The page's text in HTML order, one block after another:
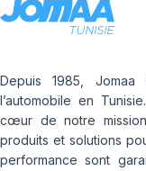
Depuis 1985,
l’automobile en
cœur de notre
produits et solutions
performance sont